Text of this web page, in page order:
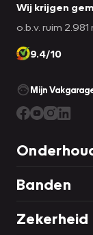
Wij krijgen
o.b.v. ruim 2.981
9.4/10
Mijn
Banden
Zekerheid